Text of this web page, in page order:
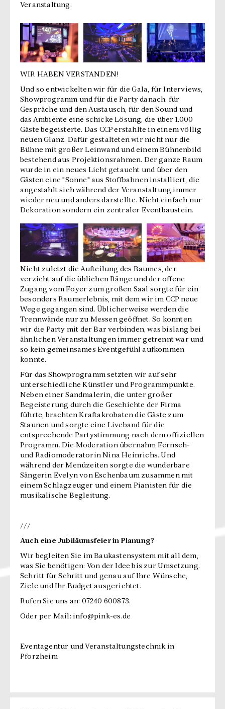
Veranstaltung.
WIR HABEN VERSTANDEN!
Und so entwickelten wir für die Gala, für Interviews,
Showprogramm und für die Party danach, für
Gespräche und den Austausch, für den Sound und
das Ambiente eine schicke Lösung, die über 1.000
Gäste begeisterte. Das CCP erstahlte in einem völlig
neuen Glanz. Dafür gestalteten wir nicht nur die
Bühne mit großer Leinwand und einem Bühnenbild
bestehend aus Projektionsrahmen. Der ganze Raum
wurde in ein neues Licht getaucht und über den
Gästen eine "Sonne" aus Stoffbahnen installiert, die
angestahlt sich während der Veranstaltung immer
wieder neu und anders darstellte. Nicht einfach nur
Dekoration sondern ein zentraler Eventbaustein.
Nicht zuletzt die Aufteilung des Raumes, der
verzicht auf die üblichen Ränge und der offene
Zugang vom Foyer zum großen Saal sorgte für ein
besonders Raumerlebnis, mit dem wir im CCP neue
Wege gegangen sind. Üblicherweise werden die
Trennwände nur zu Messen geöffnet. So konnten
wir die Party mit der Bar verbinden, was bislang bei
ähnlichen Veranstaltungen immer getrennt war und
so kein gemeinsames Eventgefühl aufkommen
konnte.
Für das Showprogramm setzten wir auf sehr
unterschiedliche Künstler und Programmpunkte.
Neben einer Sandmalerin, die unter großer
Begeisterung durch die Geschichte der Firma
führte, brachten Kraftakrobaten die Gäste zum
Staunen und sorgte eine Liveband für die
entsprechende Partystimmung nach dem offiziellen
Programm. Die Moderation übernahm Fernseh-
und Radiomoderatorin Nina Heinrichs. Und
während der Menüzeiten sorgte die wunderbare
Sängerin Evelyn von Eschenbaum zusammen mit
einem Schlagzeuger und einem Pianisten für die
musikalische Begleitung.
///
Auch eine Jubiläumsfeier in Planung?
Wir begleiten Sie im Baukastensystem mit all dem,
was Sie benötigen: Von der Idee bis zur Umsetzung.
Schritt für Schritt und genau auf Ihre Wünsche,
Ziele und Ihr Budget ausgerichtet.
Rufen Sie uns an: 07240 600873.
Oder per Mail: info@pink-es.de
Eventagentur und Veranstaltungstechnik in
Pforzheim